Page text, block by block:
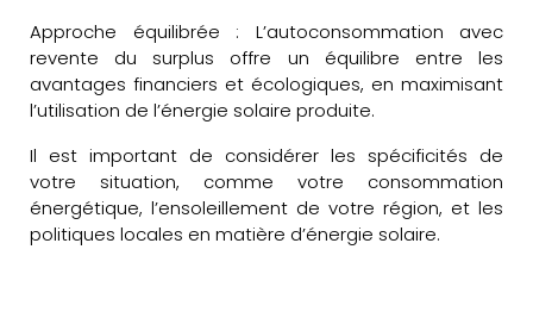
Approche équilibrée : L’autoconsommation avec
revente du surplus offre un équilibre entre les
avantages financiers et écologiques, en maximisant
l’utilisation de l’énergie solaire produite.
Il est important de considérer les spécificités de
votre situation, comme votre consommation
énergétique, l’ensoleillement de votre région, et les
politiques locales en matière d’énergie solaire.